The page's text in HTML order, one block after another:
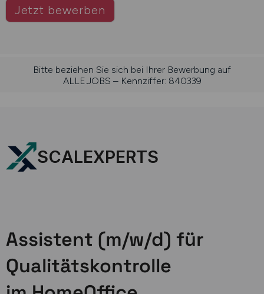
Jetzt bewerben
Bitte beziehen Sie sich bei Ihrer Bewerbung auf
ALLE.JOBS – Kennziffer: 840339